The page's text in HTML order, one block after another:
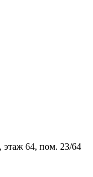
этаж 64, пом. 23/64